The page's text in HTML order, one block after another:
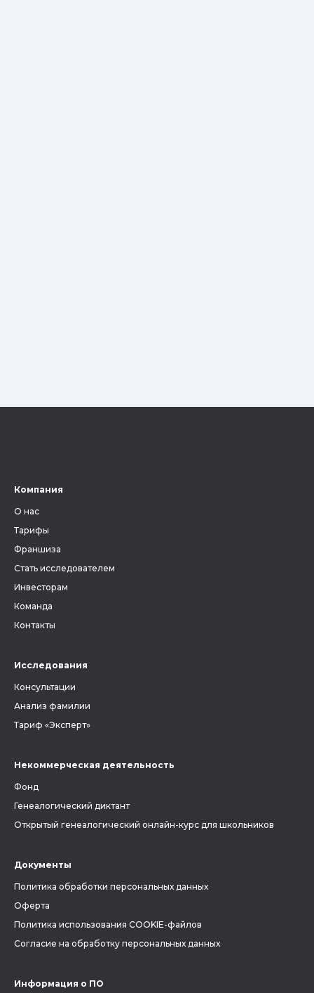
Компания
О нас
Тарифы
Франшиза
Стать исследователем
Инвесторам
Команда
Контакты
Исследования
Консультации
Анализ фамилии
Тариф «Эксперт»
Некоммерческая деятельность
Фонд
Генеалогический диктант
Открытый генеалогический онлайн-курс для школьников
Документы
Политика обработки персональных данных
Оферта
Политика использования COOKIE-файлов
Согласие на обработку персональных данных
Информация о ПО